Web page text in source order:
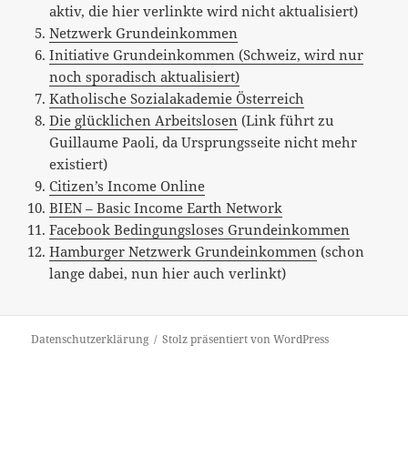
aktiv, die hier verlinkte wird nicht aktualisiert)
Netzwerk Grundeinkommen
Initiative Grundeinkommen (Schweiz, wird nur
noch sporadisch aktualisiert)
Katholische Sozialakademie Österreich
Die glücklichen Arbeitslosen (Link führt zu
Guillaume Paoli, da Ursprungsseite nicht mehr
existiert)
Citizen’s Income Online
BIEN – Basic Income Earth Network
Facebook Bedingungsloses Grundeinkommen
Hamburger Netzwerk Grundeinkommen (schon
lange dabei, nun hier auch verlinkt)
Datenschutzerklärung Stolz präsentiert von WordPress